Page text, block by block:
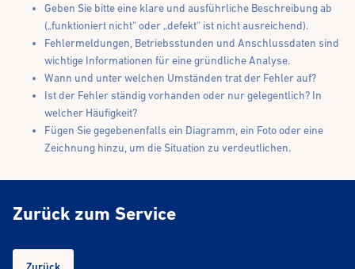
Geben Sie bitte eine klare und ausführliche Beschreibung ab
(„funktioniert nicht“ oder „defekt“ ist nicht ausreichend).
Fehlermeldungen, Betriebsstunden und Anschlussdaten sind
wichtige Informationen für eine gründliche Analyse.
Wann und unter welchen Umständen trat der Fehler auf?
Ist der Fehler ständig vorhanden oder nur gelegentlich? In
welcher Häufigkeit?
Fügen Sie gegebenenfalls ein Diagramm, ein Foto oder eine
Zeichnung hinzu, um die Situation zu verdeutlichen.
Zurück zum Service
Zurück